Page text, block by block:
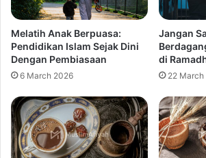
Melatih Anak Berpuasa:
Pendidikan Islam Sejak Dini
Dengan Pembiasaan
6 March 2026
Jangan
di
22